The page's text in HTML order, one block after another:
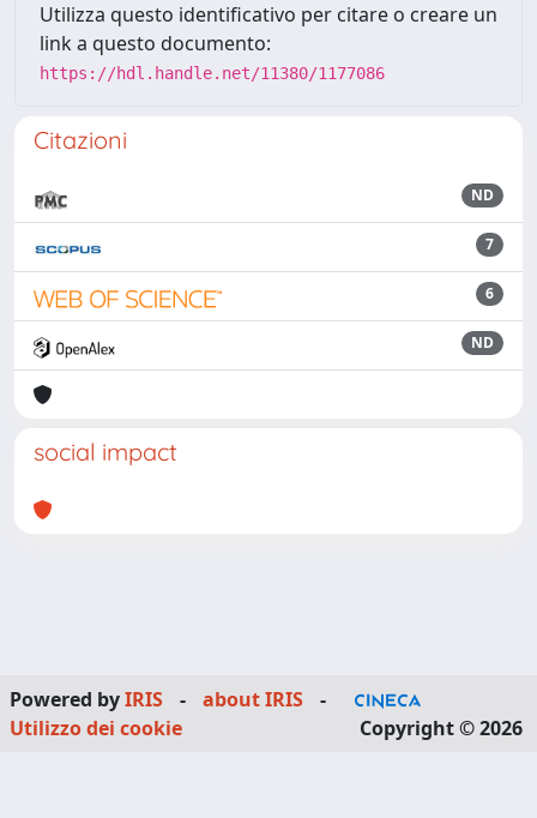
Utilizza questo identificativo per citare o creare un
link a questo documento:
https://hdl.handle.net/11380/1177086
Citazioni
ND
7
6
ND
social impact
Powered byIRIS - about IRIS
-
Utilizzo dei cookie
Copyright © 2026